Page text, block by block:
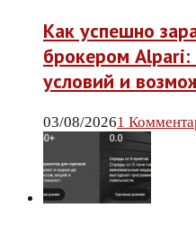
Как успешно
брокером
условий и
03/08/20261